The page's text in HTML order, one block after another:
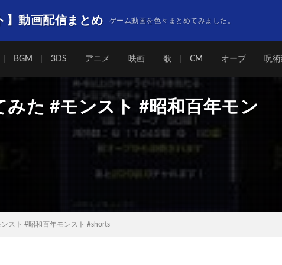
】動画配信まとめ ゲーム動画を色々まとめてみました。
BGM 3DS アニメ 映画 歌 CM オーブ 呪
みた #モンスト #昭和百年モン
スト #昭和百年モンスト #shorts